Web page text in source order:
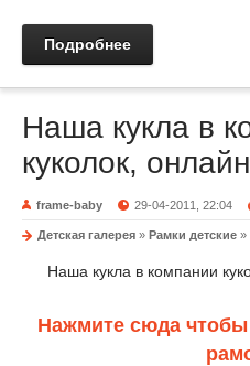
Подробнее
Наша кукла в
куколок,
frame-baby 29-04-2011, 22:04
Детская галерея » Рамки детские »
Наша кукла в компании
Нажмите сюда чтобы